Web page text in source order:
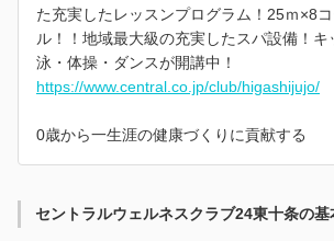
た充実したレッスンプログラム！25ｍ×8
ル！！地域最大級の充実したスパ設備！キ
泳・体操・ダンスが開講中！
https://www.central.co.jp/club/higashijujo/
0歳から一生涯の健康づくりに貢献する
セントラルウェルネスクラブ24東十条の基